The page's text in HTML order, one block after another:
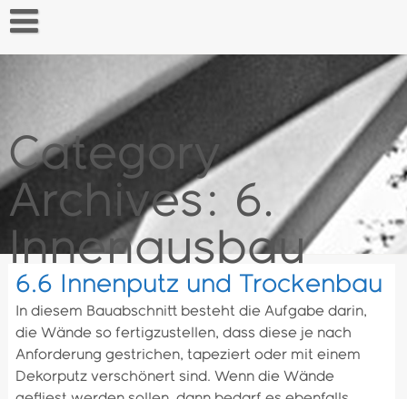
Skip
to
content
Category
Archives: 6.
Innenausbau
6.6 Innenputz und Trockenbau
In diesem Bauabschnitt besteht die Aufgabe darin,
die Wände so fertigzustellen, dass diese je nach
Anforderung gestrichen, tapeziert oder mit einem
Dekorputz verschönert sind. Wenn die Wände